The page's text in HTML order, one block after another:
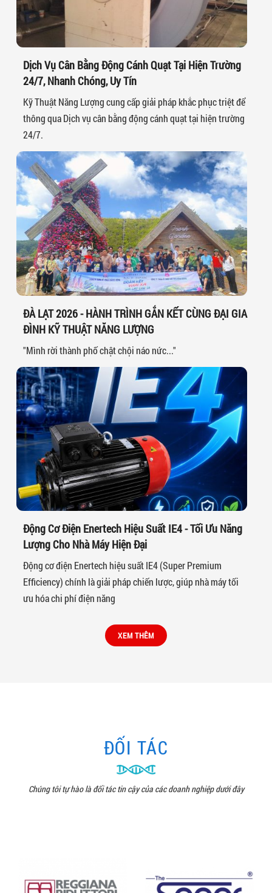
Dịch Vụ Cân Bằng Động Cánh Quạt Tại Hiện Trường
24/7, Nhanh Chóng, Uy Tín
Kỹ Thuật Năng Lượng cung cấp giải pháp khắc phục triệt để
thông qua Dịch vụ cân bằng động cánh quạt tại hiện trường
24/7.
ĐÀ LẠT 2026 - HÀNH TRÌNH GẮN KẾT CÙNG ĐẠI GIA
ĐÌNH KỸ THUẬT NĂNG LƯỢNG
"Mình rời thành phố chật chội náo nức..."
Động Cơ Điện Enertech Hiệu Suất IE4 - Tối Ưu Năng
Lượng Cho Nhà Máy Hiện Đại
Động cơ điện Enertech hiệu suất IE4 (Super Premium
Efficiency) chính là giải pháp chiến lược, giúp nhà máy tối
ưu hóa chi phí điện năng
XEM THÊM
ĐỐI TÁC
Chúng tôi tự hào là đối tác tin cậy của các doanh nghiệp dưới đây